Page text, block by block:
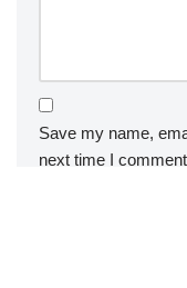
Save my name,
next time I